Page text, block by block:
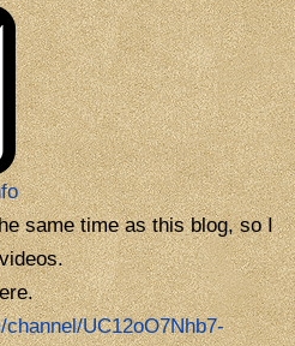
same time as this blog, so I
UC12oO7Nhb7-